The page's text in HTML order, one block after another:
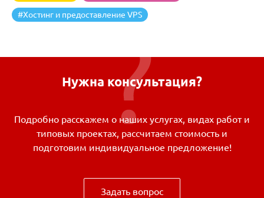
#Хостинг и предоставление VPS
Нужна консультация?
Подробно расскажем о наших услугах, видах работ и
типовых проектах, рассчитаем стоимость и
подготовим индивидуальное предложение!
Задать вопрос